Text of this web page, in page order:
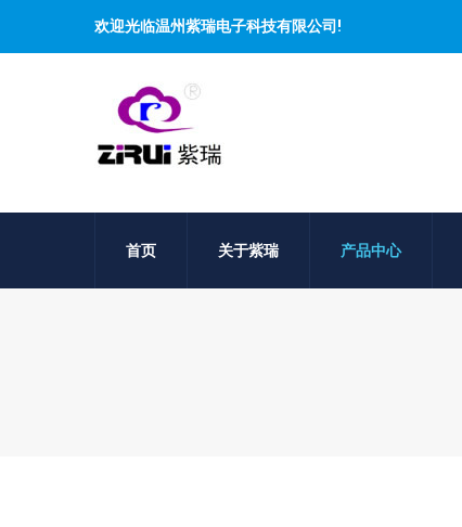
欢迎光临温州紫瑞电子科技有限公司!
首页 关于紫瑞 产品中心